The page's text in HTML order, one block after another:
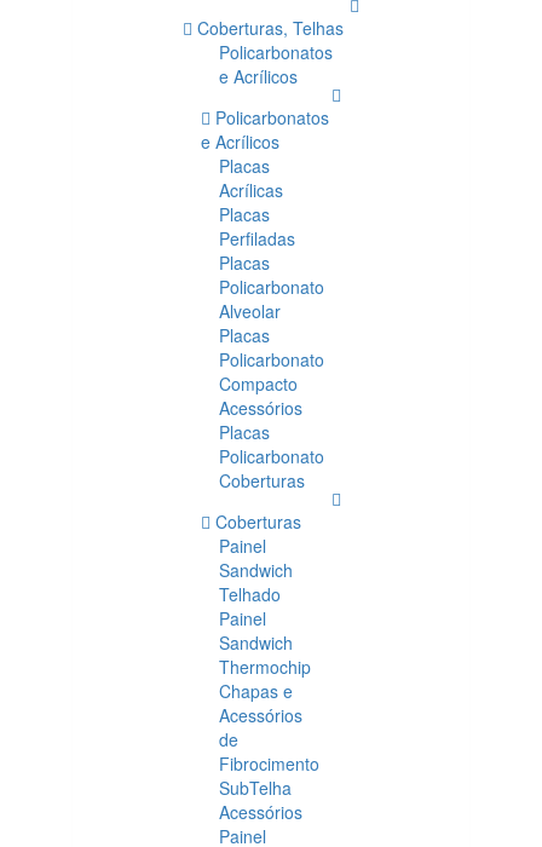
Coberturas, Telhas
Policarbonatos
e Acrílicos
Policarbonatos
e Acrílicos
Placas
Acrílicas
Placas
Perfiladas
Placas
Policarbonato
Alveolar
Placas
Policarbonato
Compacto
Acessórios
Placas
Policarbonato
Coberturas
Coberturas
Painel
Sandwich
Telhado
Painel
Sandwich
Thermochip
Chapas e
Acessórios
de
Fibrocimento
SubTelha
Acessórios
Painel